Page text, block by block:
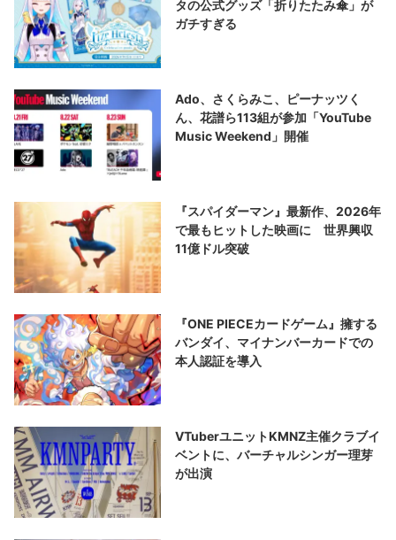
タの公式グッズ「折りたたみ傘」が
ガチすぎる
Ado、さくらみこ、ピーナッツく
ん、花譜ら113組が参加「YouTube
Music Weekend」開催
『スパイダーマン』最新作、2026年
で最もヒットした映画に 世界興収
11億ドル突破
『ONE PIECEカードゲーム』擁する
バンダイ、マイナンバーカードでの
本人認証を導入
VTuberユニットKMNZ主催クラブイ
ベントに、バーチャルシンガー理芽
が出演